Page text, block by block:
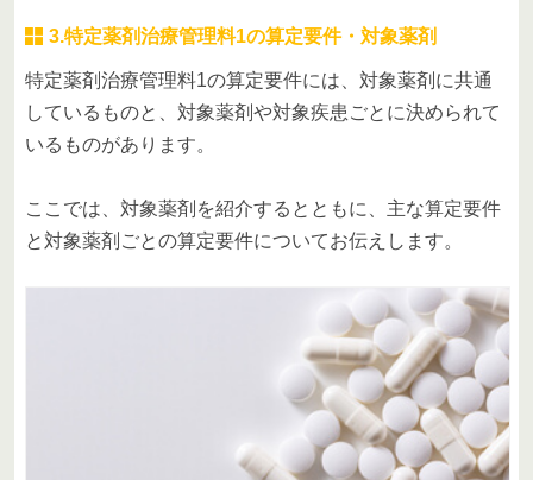
3.特定薬剤治療管理料1の算定要件・対象薬剤
特定薬剤治療管理料1の算定要件には、対象薬剤に共通
しているものと、対象薬剤や対象疾患ごとに決められて
いるものがあります。
ここでは、対象薬剤を紹介するとともに、主な算定要件
と対象薬剤ごとの算定要件についてお伝えします。